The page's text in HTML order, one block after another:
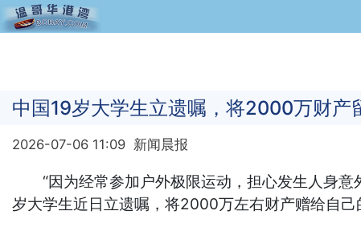
中国19岁大学生立遗嘱，将2000万财产
2026-07-06 11:09 新闻晨报
“因为经常参加户外极限运动，担心发生人身意
岁大学生近日立遗嘱，将2000万左右财产赠给自己